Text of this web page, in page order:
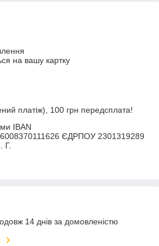
на вашу картку
платіж), 100 грн передсплата!
IBAN
ЄДРПОУ 2301319289
Г.
14 днів за домовленістю